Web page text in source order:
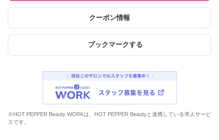
クーポン情報
ブックマークする
※HOT PEPPER Beauty WORKは、HOT PEPPER Beautyと連携している求人サービ
スです。